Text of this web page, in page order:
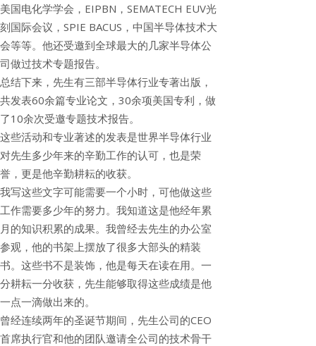
美国电化学学会，EIPBN，SEMATECH EUV光
刻国际会议，SPIE BACUS，中国半导体技术大
会等等。他还受邀到全球最大的几家半导体公
司做过技术专题报告。
总结下来，先生有三部半导体行业专著出版，
共发表60余篇专业论文，30余项美国专利，做
了10余次受邀专题技术报告。
这些活动和专业著述的发表是世界半导体行业
对先生多少年来的辛勤工作的认可，也是荣
誉，更是他辛勤耕耘的收获。
我写这些文字可能需要一个小时，可他做这些
工作需要多少年的努力。我知道这是他经年累
月的知识积累的成果。我曾经去先生的办公室
参观，他的书架上摆放了很多大部头的精装
书。这些书不是装饰，他是每天在读在用。一
分耕耘一分收获，先生能够取得这些成绩是他
一点一滴做出来的。
曾经连续两年的圣诞节期间，先生公司的CEO
首席执行官和他的团队邀请全公司的技术骨干